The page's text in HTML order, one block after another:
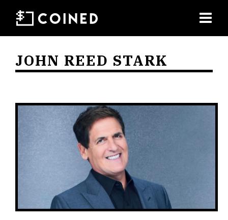
JOHN REED STARK